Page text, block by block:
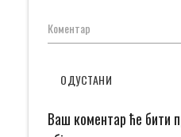
Коментар
ОДУСТАНИ
Ваш коментар ће бити